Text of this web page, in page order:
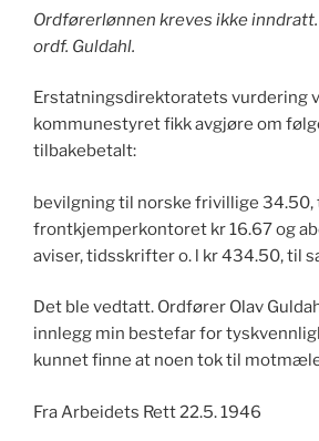
Ordførerlønnen kreves ikke
ordf. Guldahl.
Erstatningsdirektoratets vurdering
kommunestyret fikk avgjøre om
tilbakebetalt:
bevilgning til norske frivillige 34.50,
frontkjemperkontoret kr 16.67 og
aviser, tidsskrifter o. l kr 434.50, til
Det ble vedtatt. Ordfører Olav
innlegg min bestefar for
kunnet finne at noen tok til
Fra Arbeidets Rett 22.5. 1946